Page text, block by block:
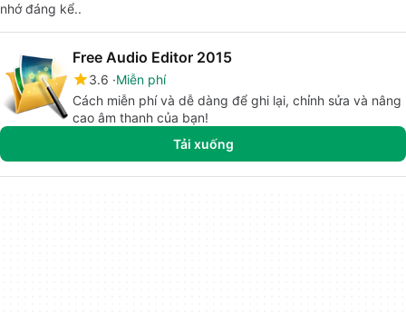
nhớ đáng kể..
Free Audio Editor 2015
3.6 Miễn phí
Cách miễn phí và dễ dàng để ghi lại, chỉnh sửa và nâng
cao âm thanh của bạn!
Tải xuống